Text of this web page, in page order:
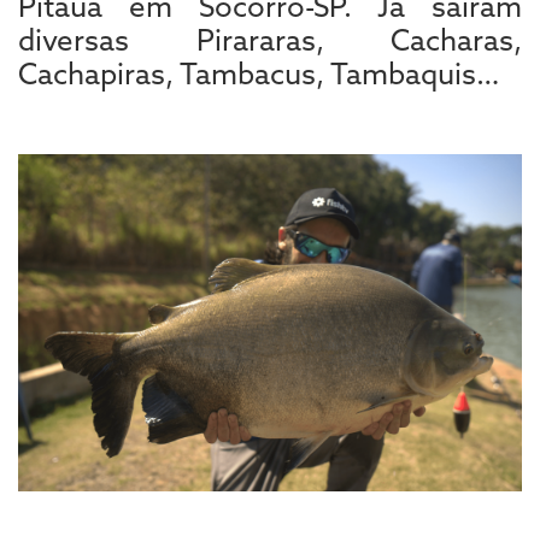
diversas Pirararas, Cacharas,
Cachapiras, Tambacus, Tambaquis…